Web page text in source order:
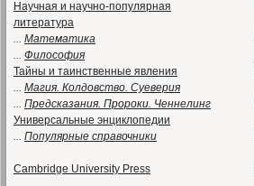
Научная и научно-популярная
литература
... Математика
... Философия
Тайны и таинственные явления
... Магия. Колдовство. Суеверия
... Предсказания. Пророки. Ченнелинг
Универсальные энциклопедии
... Популярные справочники
Cambridge University Press